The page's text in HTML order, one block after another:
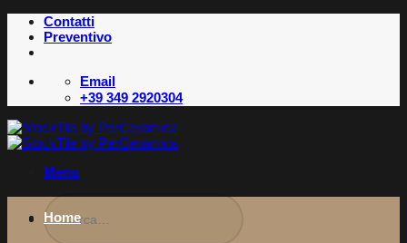
Salta
contenuti
Contatti
Preventivo
Email
+39 349 2920304
Menu
Cerca:
Home